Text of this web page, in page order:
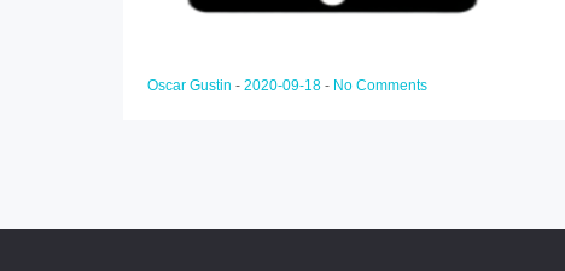
Oscar Gustin - 2020-09-18 - No Comments